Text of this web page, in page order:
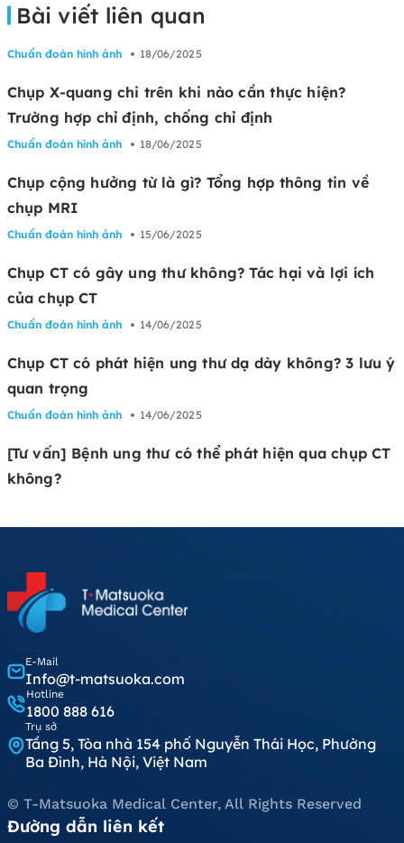
Bài viết liên quan
Chuẩn đoán hình ảnh 18/06/2025
Chụp X-quang chi trên khi nào cần thực hiện?
Trường hợp chỉ định, chống chỉ định
Chuẩn đoán hình ảnh 18/06/2025
Chụp cộng hưởng từ là gì? Tổng hợp thông tin về
chụp MRI
Chuẩn đoán hình ảnh 15/06/2025
Chụp CT có gây ung thư không? Tác hại và lợi ích
của chụp CT
Chuẩn đoán hình ảnh 14/06/2025
Chụp CT có phát hiện ung thư dạ dày không? 3 lưu ý
quan trọng
Chuẩn đoán hình ảnh 14/06/2025
[Tư vấn] Bệnh ung thư có thể phát hiện qua chụp CT
không?
E-Mail
Info@t-matsuoka.com
Hotline
1800 888 616
Trụ sở
Tầng 5, Tòa nhà 154 phố Nguyễn Thái Học, Phường
Ba Đình, Hà Nội, Việt Nam
© T-Matsuoka Medical Center, All Rights Reserved
Đường dẫn liên kết